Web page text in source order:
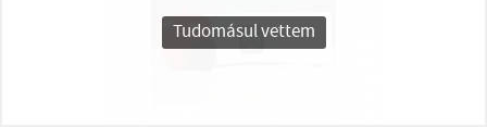
Tudomásul vettem